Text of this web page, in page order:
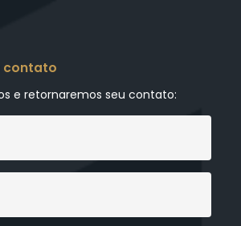
contato
e retornaremos seu contato: